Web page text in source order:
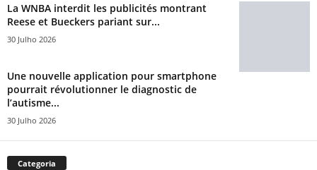
La WNBA interdit les publicités montrant
Reese et Bueckers pariant sur...
30 Julho 2026
Une nouvelle application pour smartphone
pourrait révolutionner le diagnostic de
l’autisme...
30 Julho 2026
Categoria